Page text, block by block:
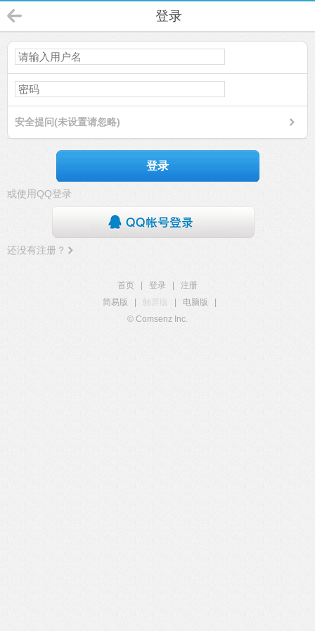
登录
安全提问(未设置请忽略)
登录
或使用QQ登录
还没有注册？
首页 登录
注册
简易版
触屏版 电脑版
© Comsenz Inc.